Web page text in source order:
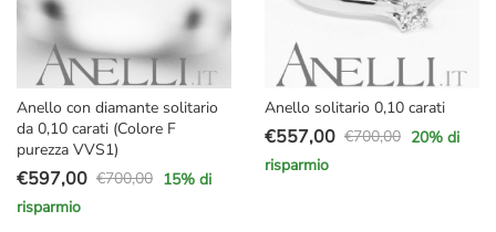
Anello con diamante solitario
da 0,10 carati (Colore F
purezza VVS1)
€700,00
Il
prezzo
€597,00
Il
prezzo
15% di
risparmio
Anello solitario 0,10 carati
€700,00
Il
prezzo
€557,00
Il
prezzo
20% di
risparmio